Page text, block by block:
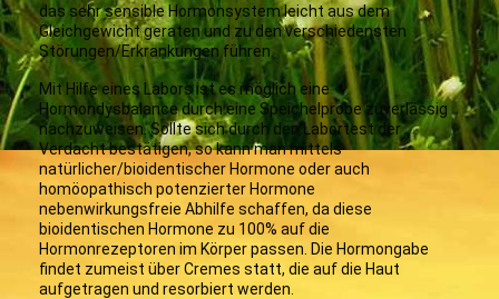
das sehr sensible Hormonsystem leicht aus dem
Gleichgewicht geraten und zu den verschiedensten
Störungen/Erkrankungen führen.
Mit Hilfe eines Labors ist es möglich eine
Hormondysbalance durch eine Speichelprobe zuverlässig
nachzuweisen. Sollte sich durch den Labortest der
Verdacht bestätigen, so kann man mittels
natürlicher/bioidentischer Hormone oder auch
homöopathisch potenzierter Hormone
nebenwirkungsfreie Abhilfe schaffen, da diese
bioidentischen Hormone zu 100% auf die
Hormonrezeptoren im Körper passen. Die Hormongabe
findet zumeist über Cremes statt, die auf die Haut
aufgetragen und resorbiert werden.